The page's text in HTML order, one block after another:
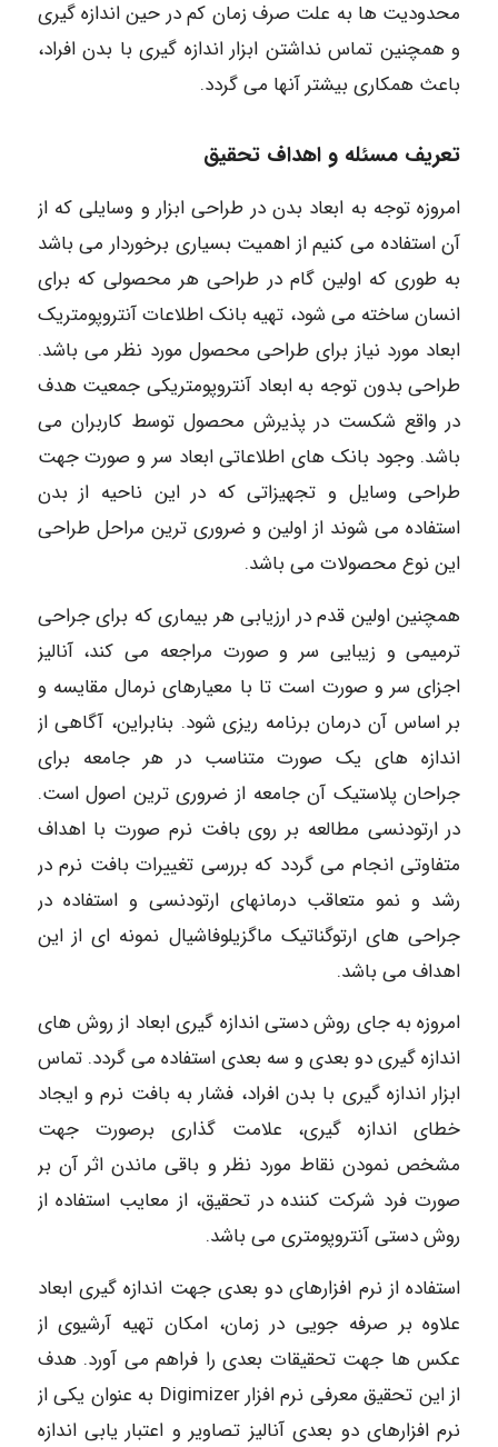
محدودیت ها به علت صرف زمان کم در حین اندازه گیری
و همچنین تماس نداشتن ابزار اندازه گیری با بدن افراد،
باعث همکاری بیشتر آنها می گردد.
تعریف مسئله و اهداف تحقیق
امروزه توجه به ابعاد بدن در طراحی ابزار و وسایلی که از
آن استفاده می کنیم از اهمیت بسیاری برخوردار می باشد
به طوری که اولین گام در طراحی هر محصولی که برای
انسان ساخته می شود، تهیه بانک اطلاعات آنتروپومتریک
ابعاد مورد نیاز برای طراحی محصول مورد نظر می باشد.
طراحی بدون توجه به ابعاد آنتروپومتریکی جمعیت هدف
در واقع شکست در پذیرش محصول توسط کاربران می
باشد. وجود بانک های اطلاعاتی ابعاد سر و صورت جهت
طراحی وسایل و تجهیزاتی که در این ناحیه از بدن
استفاده می شوند از اولین و ضروری ترین مراحل طراحی
این نوع محصولات می باشد.
همچنین اولین قدم در ارزیابی هر بیماری که برای جراحی
ترمیمی و زیبایی سر و صورت مراجعه می کند، آنالیز
اجزای سر و صورت است تا با معیارهای نرمال مقایسه و
بر اساس آن درمان برنامه ریزی شود. بنابراین، آگاهی از
اندازه های یک صورت متناسب در هر جامعه برای
جراحان پلاستیک آن جامعه از ضروری ترین اصول است.
در ارتودنسی مطالعه بر روی بافت نرم صورت با اهداف
متفاوتی انجام می گردد که بررسی تغییرات بافت نرم در
رشد و نمو متعاقب درمانهای ارتودنسی و استفاده در
جراحی های ارتوگناتیک ماگزیلوفاشیال نمونه ای از این
اهداف می باشد.
امروزه به جای روش دستی اندازه گیری ابعاد از روش های
اندازه گیری دو بعدی و سه بعدی استفاده می گردد. تماس
ابزار اندازه گیری با بدن افراد، فشار به بافت نرم و ایجاد
خطای اندازه گیری، علامت گذاری برصورت جهت
مشخص نمودن نقاط مورد نظر و باقی ماندن اثر آن بر
صورت فرد شرکت کننده در تحقیق، از معایب استفاده از
روش دستی آنتروپومتری می باشد.
استفاده از نرم افزارهای دو بعدی جهت اندازه گیری ابعاد
علاوه بر صرفه جویی در زمان، امکان تهیه آرشیوی از
عکس ها جهت تحقیقات بعدی را فراهم می آورد. هدف
از این تحقیق معرفی نرم افزار Digimizer به عنوان یکی از
نرم افزارهای دو بعدی آنالیز تصاویر و اعتبار یابی اندازه